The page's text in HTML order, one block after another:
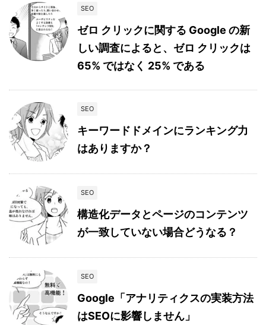
SEO
ゼロ クリックに関する Google の新
しい調査によると、ゼロ クリックは
65% ではなく 25% である
SEO
キーワードドメインにランキング力
はありますか？
SEO
構造化データとページのコンテンツ
が一致していない場合どうなる？
SEO
Google「アナリティクスの実装方法
はSEOに影響しません」